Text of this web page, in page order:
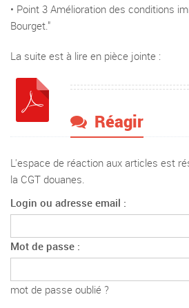
• Point 3 Amélioration des conditions
Bourget."
La suite est à lire en pièce jointe :
Réagir
L'espace de réaction aux articles est
la CGT douanes.
Login ou adresse email :
Mot de passe :
mot de passe oublié ?